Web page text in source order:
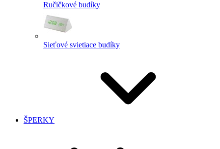
Ručičkové budíky
Sieťové svietiace budíky
ŠPERKY